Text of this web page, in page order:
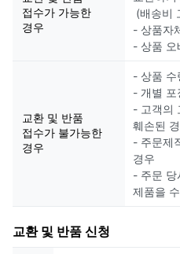
접수가 가능한
경우
(배송비
- 상품자
- 상품 오
교환 및 반품
접수가 불가능한
경우
- 상품 수
- 개별 포
- 고객의
훼손된
- 주문제
경우
- 주문 당
제품을
교환 및 반품 신청